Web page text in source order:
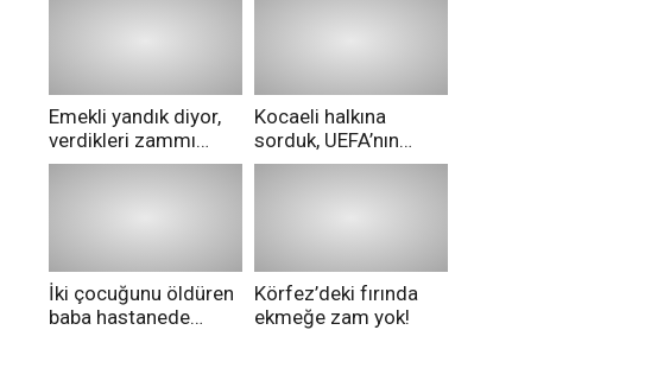
Emekli yandık diyor,
verdikleri zammı
pazarda geri aldılar!
Kocaeli halkına
sorduk, UEFA’nın
Merih Demiral kararı
İki çocuğunu öldüren
baba hastanede
Körfez’deki fırında
ekmeğe zam yok!